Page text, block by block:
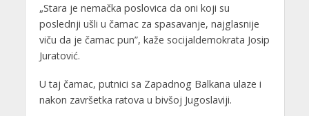
„Stara je nemačka poslovica da oni koji su
poslednji ušli u čamac za spasavanje, najglasnije
viču da je čamac pun”, kaže socijaldemokrata Josip
Juratović.
U taj čamac, putnici sa Zapadnog Balkana ulaze i
nakon završetka ratova u bivšoj Jugoslaviji.